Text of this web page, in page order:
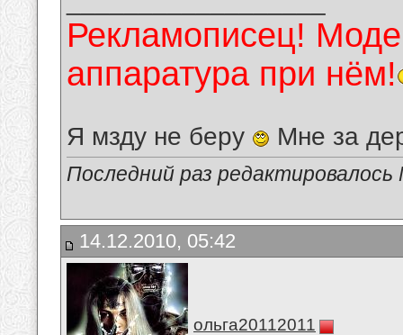
Рекламописец!
аппаратура при нём!
Я мзду не беру Мне за
Последний раз
14.12.2010, 05:42
ольга20112011